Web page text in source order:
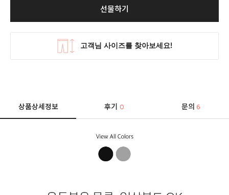
선물하기
상품상세정보 후기0 문의 6